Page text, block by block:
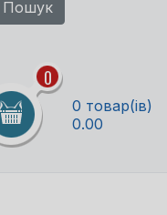
0
0 товар(ів)
0.00